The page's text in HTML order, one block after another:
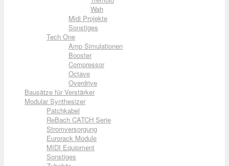
Wah
Midi Projekte
Sonstiges
Tech One
Amp Simulationen
Booster
Compressor
Octave
Overdrive
Bausätze für Verstärker
Modular Synthesizer
Patchkabel
ReBach CATCH Serie
Stromversorgung
Eurorack Module
MIDI Equipment
Sonstiges